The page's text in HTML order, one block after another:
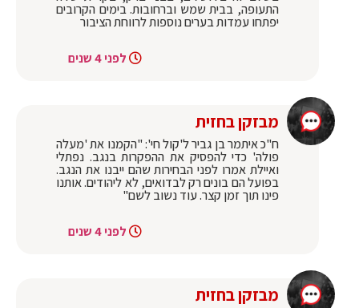
התעופה, בבית שמש וברחובות. בימים הקרובים
יפתחו עמדות בערים נוספות לרווחת הציבור
לפני 4 שנים
מבזקן בחזית
ח"כ איתמר בן גביר ל'קול חי': "הקמנו את 'מעלה
פולה' כדי להפסיק את ההפקרות בנגב. נפתלי
ואיילת אמרו לפני הבחירות שהם ייבנו את הנגב.
בפועל הם בונים רק לבדואים, לא ליהודים. אותנו
פינו תוך זמן קצר. עוד נשוב לשם"
לפני 4 שנים
מבזקן בחזית